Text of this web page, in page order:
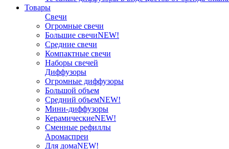
Товары
Свечи
Огромные свечи
Большие свечиNEW!
Средние свечи
Компактные свечи
Наборы свечей
Диффузоры
Огромные диффузоры
Большой объем
Средний объемNEW!
Мини-диффузоры
КерамическиеNEW!
Сменные рефиллы
Аромаспреи
Для домаNEW!